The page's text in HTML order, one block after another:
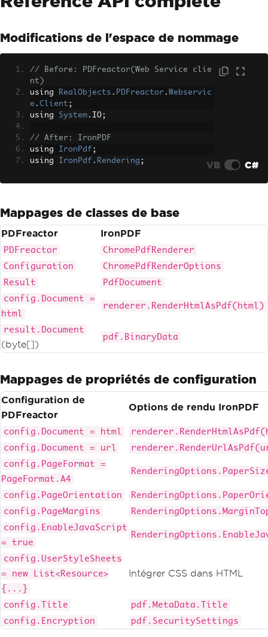
Modifications de l'espace de nommage
// Before: PDFreactor(Web Service clie
nt)
using
RealObjects . PDFreactor . Webservic
e . Client ;
using System . IO;
// After: IronPDF
using IronPdf ;
using IronPdf . Rendering ; VB C#
Mappages de classes de base
PDFreactor IronPDF
PDFreactor
ChromePdfRenderer
Configuration
ChromePdfRenderOptions
Result
PdfDocument
config.Document =
html
renderer.RenderHtmlAsPdf(html)
result.Document
(byte[])
pdf.BinaryData
Mappages de propriétés de configuration
Configuration de
PDFreactor
Options de rendu IronPDF
config.Document = html
config.Document = url
config.PageFormat =
PageFormat.A4
config.PageOrientation
config.PageMargins
config.EnableJavaScript
= true
config.UserStyleSheets
= new List<Resource>
{...}
Intégrer CSS dans HTML
config.Title
pdf.MetaData.Title
config.Encryption
pdf.SecuritySettings